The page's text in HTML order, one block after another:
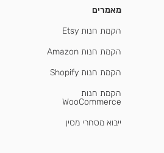
מאמרים
הקמת חנות Etsy
הקמת חנות Amazon
הקמת חנות Shopify
הקמת חנות
WooCommerce
ייבוא מסחרי מסין